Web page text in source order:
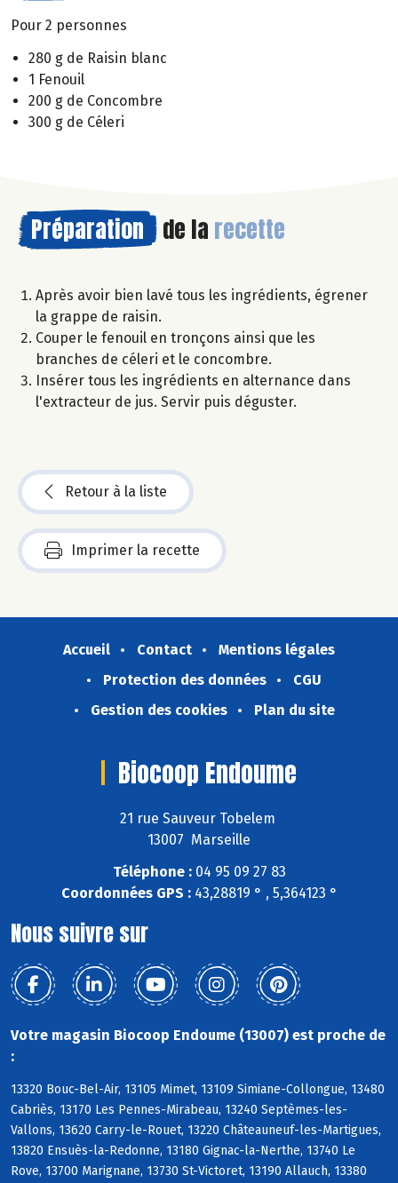
Pour 2 personnes
280 g de Raisin blanc
1 Fenouil
200 g de Concombre
300 g de Céleri
Préparation de la recette
Après avoir bien lavé tous les ingrédients, égrener
la grappe de raisin.
Couper le fenouil en tronçons ainsi que les
branches de céleri et le concombre.
Insérer tous les ingrédients en alternance dans
l'extracteur de jus. Servir puis déguster.
Retour à la liste
Imprimer la recette
Accueil Contact
Mentions légales
Protection des données
CGU
Gestion des cookies
Plan du site
Biocoop Endoume
21 rue Sauveur Tobelem
13007 Marseille
Téléphone :04 95 09 27 83
Coordonnées GPS :43,28819 ° , 5,364123 °
Nous suivre sur
Votre magasin Biocoop Endoume (13007) est proche de
:
13320 Bouc-Bel-Air, 13105 Mimet, 13109 Simiane-Collongue, 13480
Cabriès, 13170 Les Pennes-Mirabeau, 13240 Septèmes-les-
Vallons, 13620 Carry-le-Rouet, 13220 Châteauneuf-les-Martigues,
13820 Ensuès-la-Redonne, 13180 Gignac-la-Nerthe, 13740 Le
Rove, 13700 Marignane, 13730 St-Victoret, 13190 Allauch, 13380